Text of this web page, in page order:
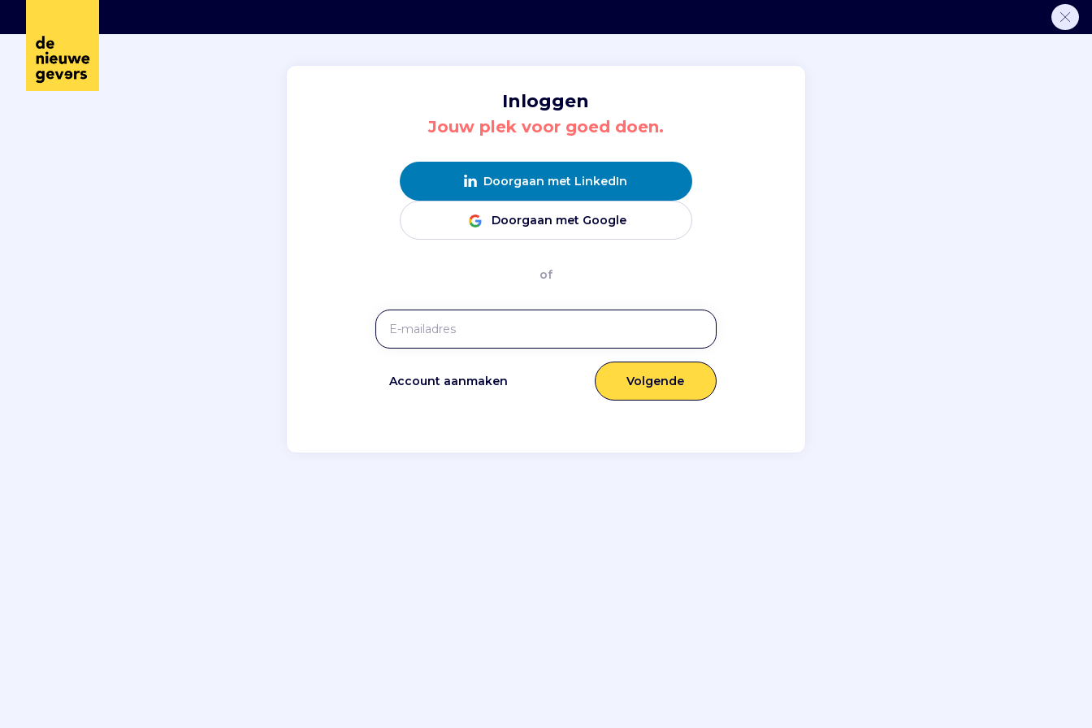
Inloggen
Jouw plek voor goed doen.
Doorgaan met LinkedIn
Doorgaan met Google
of
Volgende
Account aanmaken